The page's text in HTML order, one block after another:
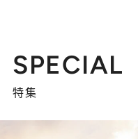
SPECIAL
特集